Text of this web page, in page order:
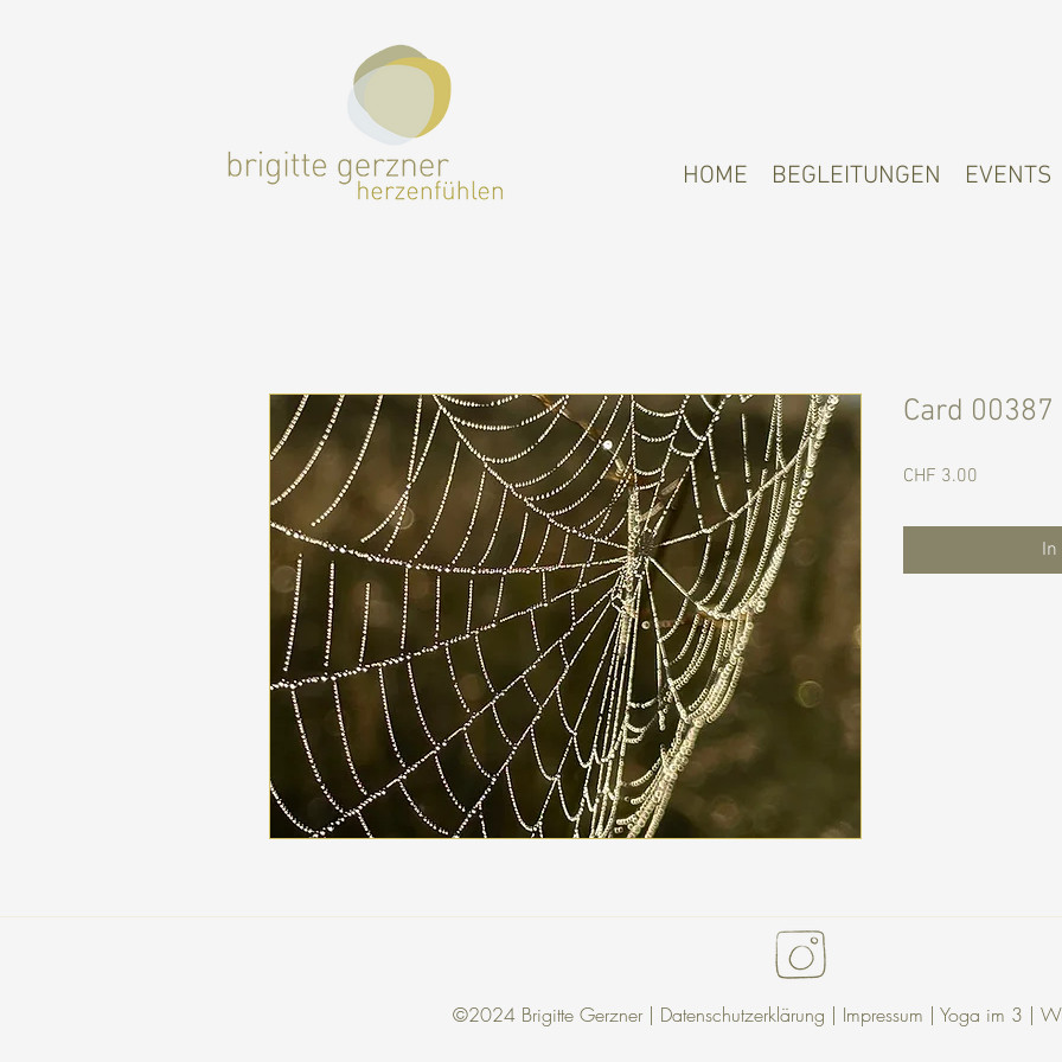
HOME BEGLEITUNGEN EVENTS
Card 00387
CHF 3.00
In
©2024 Brigitte Gerzner | Datenschutzerklärung | Impressum | Yoga im 3 |